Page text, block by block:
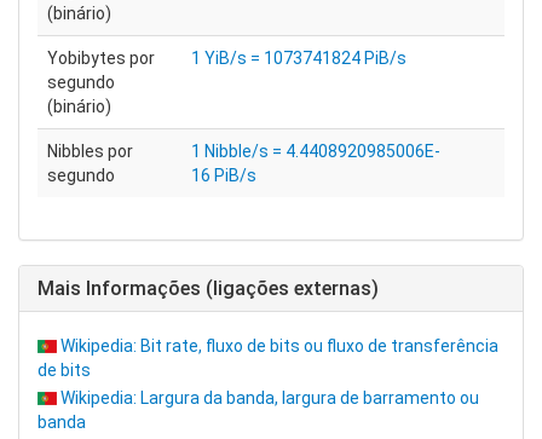
(binário)
Yobibytes por
segundo
(binário)
1 YiB/s = 1073741824 PiB/s
Nibbles por
segundo
1 Nibble/s = 4.4408920985006E-
16 PiB/s
Mais Informações (ligações externas)
Wikipedia: Bit rate, fluxo de bits ou fluxo de transferência
de bits
Wikipedia: Largura da banda, largura de barramento ou
banda